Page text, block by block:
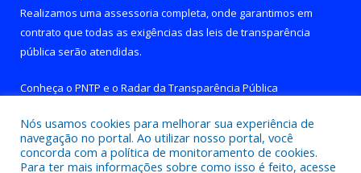
Realizamos uma assessoria completa, onde garantimos em
contrato que todas as exigências das leis de transparência
pública serão atendidas.
Conheça o PNTP e o Radar da Transparência Pública
Nós usamos cookies para melhorar sua experiência de
navegação no portal. Ao utilizar nosso portal, você
concorda com a política de monitoramento de cookies.
Para ter mais informações sobre como isso é feito, acesse